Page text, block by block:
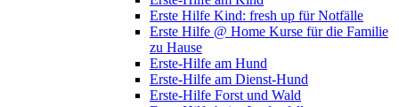
Erste Hilfe Kind: fresh up für Notfälle
Erste Hilfe @ Home Kurse für die Familie
zu Hause
Erste-Hilfe am Hund
Erste-Hilfe am Dienst-Hund
Erste-Hilfe Forst und Wald